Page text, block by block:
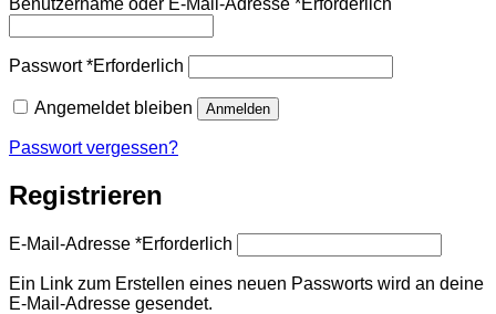
Passwort*Erforderlich
Angemeldet bleiben Anmelden
Passwort vergessen?
Registrieren
E-Mail-Adresse *Erforderlich
Ein Link zum Erstellen eines neuen Passworts wird an deine
E-Mail-Adresse gesendet.